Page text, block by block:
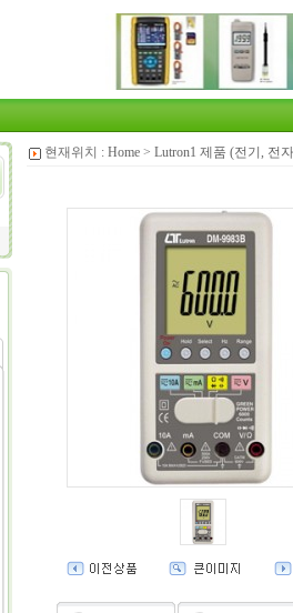
현재위치 : Home > Lutron1 제품 (전기, 전